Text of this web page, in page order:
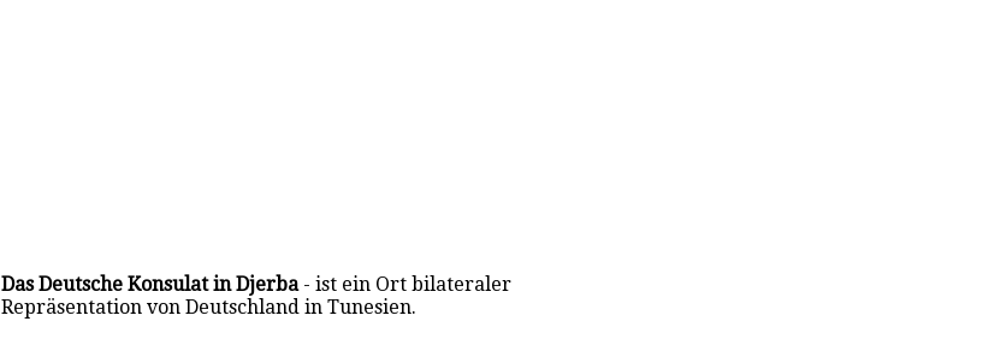
Das Deutsche Konsulat in Djerba- ist ein Ort bilateraler
Repräsentation von Deutschland in Tunesien.